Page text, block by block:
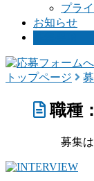
プラ
お知らせ
トップページ
職種
募集